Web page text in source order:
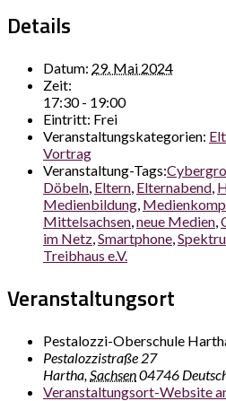
Details
Datum: 29. Mai 2024
Zeit:
17:30 - 19:00
Eintritt: Frei
Veranstaltungskategorien:
Vortrag
Veranstaltung-Tags:
Döbeln, Eltern, Elternabend,
Medienbildung,
Mittelsachsen,neue Medien,
im Netz,Smartphone,
Treibhaus e.V.
Veranstaltungsort
Pestalozzi-Oberschule
Pestalozzistraße 27
Hartha,Sachsen04746
Veranstaltungsort-Website